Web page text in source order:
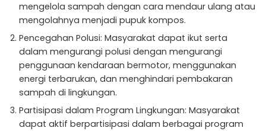
mengelola sampah dengan cara mendaur ulang atau
mengolahnya menjadi pupuk kompos.
Pencegahan Polusi: Masyarakat dapat ikut serta
dalam mengurangi polusi dengan mengurangi
penggunaan kendaraan bermotor, menggunakan
energi terbarukan, dan menghindari pembakaran
sampah di lingkungan.
Partisipasi dalam Program Lingkungan: Masyarakat
dapat aktif berpartisipasi dalam berbagai program